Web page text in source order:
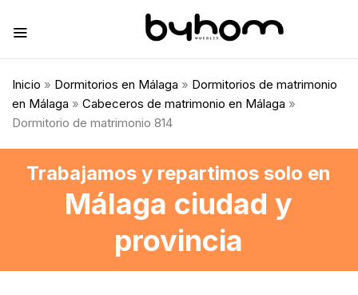
Inicio » Dormitorios en Málaga » Dormitorios de matrimonio
en Málaga » Cabeceros de matrimonio en Málaga »
Dormitorio de matrimonio 814
Trabajamos y repartimos solo en
Málaga ciudad y
provincia